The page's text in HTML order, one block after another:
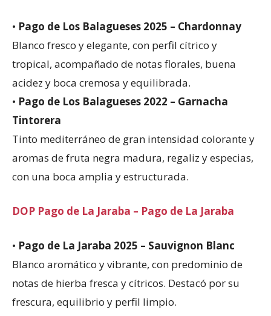
• Pago de Los Balagueses 2025 – Chardonnay
Blanco fresco y elegante, con perfil cítrico y
tropical, acompañado de notas florales, buena
acidez y boca cremosa y equilibrada.
• Pago de Los Balagueses 2022 – Garnacha
Tintorera
Tinto mediterráneo de gran intensidad colorante y
aromas de fruta negra madura, regaliz y especias,
con una boca amplia y estructurada.
DOP Pago de La Jaraba – Pago de La Jaraba
• Pago de La Jaraba 2025 – Sauvignon Blanc
Blanco aromático y vibrante, con predominio de
notas de hierba fresca y cítricos. Destacó por su
frescura, equilibrio y perfil limpio.